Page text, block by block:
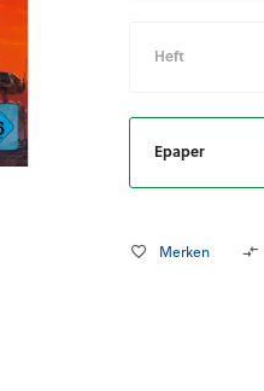
Heft
Epaper
Merken